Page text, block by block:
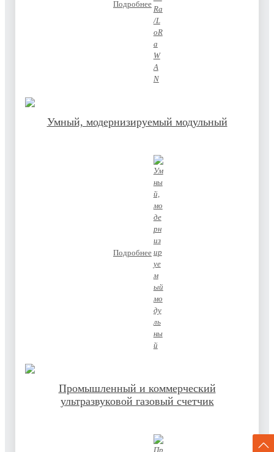
Подробнее
Умный, модернизируемый модульный
Подробнее
Промышленный и коммерческий
ультразвуковой газовый счетчик